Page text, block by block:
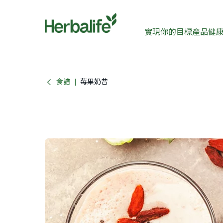
實現你的目標產品健
食譜 | 莓果奶昔